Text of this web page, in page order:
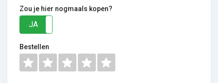
Zou je hier nogmaals kopen?
JA
Bestellen